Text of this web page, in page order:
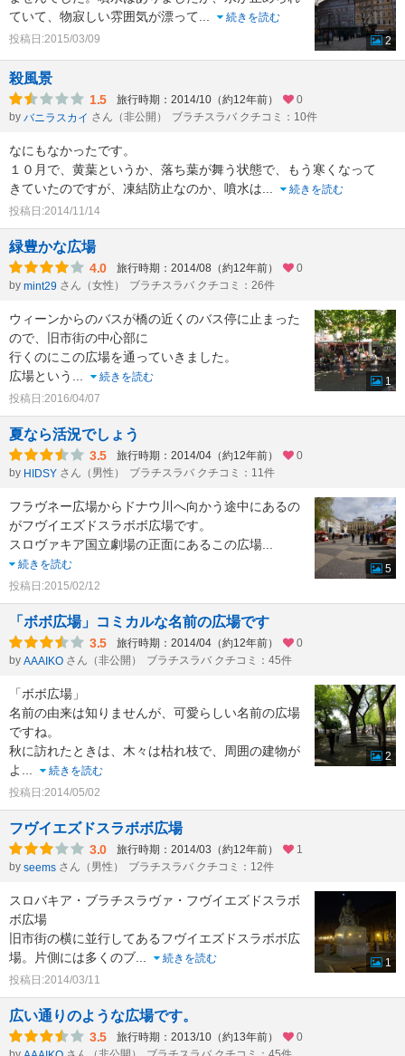
ていて、物寂しい雰囲気が漂って...
続きを読む
投稿日:2015/03/09
2
殺風景
1.5 旅行時期：2014/10（約12年前）
0
by バニラスカイ さん（非公開） ブラチスラバ クチコミ：10件
なにもなかったです。
１０月で、黄葉というか、落ち葉が舞う状態で、もう寒くなって
きていたのですが、凍結防止なのか、噴水は...
続きを読む
投稿日:2014/11/14
緑豊かな広場
4.0 旅行時期：2014/08（約12年前）
0
by mint29 さん（女性） ブラチスラバ クチコミ：26件
ウィーンからのバスが橋の近くのバス停に止まった
ので、旧市街の中心部に
行くのにこの広場を通っていきました。
広場という ...
続きを読む
投稿日:2016/04/07
1
夏なら活況でしょう
3.5 旅行時期：2014/04（約12年前）
0
by HIDSY さん（男性） ブラチスラバ クチコミ：11件
フラヴネー広場からドナウ川へ向かう途中にあるの
がフヴイエズドスラボボ広場です。
スロヴァキア国立劇場の正面にあるこの広場...
続きを読む
投稿日:2015/02/12
5
「ボボ広場」コミカルな名前の広場です
3.5 旅行時期：2014/04（約12年前）
0
by AAAIKO さん（非公開） ブラチスラバ クチコミ：45件
「ボボ広場」
名前の由来は知りませんが、可愛らしい名前の広場
ですね。
秋に訪れたときは、木々は枯れ枝で、周囲の建物が
よ ...
続きを読む
投稿日:2014/05/02
2
フヴイエズドスラボボ広場
3.0 旅行時期：2014/03（約12年前）
1
by seems さん（男性） ブラチスラバ クチコミ：12件
スロバキア・ブラチスラヴァ・フヴイエズドスラボ
ボ広場
旧市街の横に並行してあるフヴイエズドスラボボ広
場。片側には多くのブ...
続きを読む
投稿日:2014/03/11
1
広い通りのような広場です。
3.5 旅行時期：2013/10（約13年前）
0